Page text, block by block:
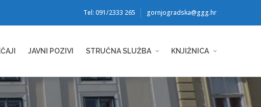
Tel: 091/2333 265 gornjogradska@ggg.hr
JAVNI POZIVI STRUČNA SLUŽBA KNJIŽNICA